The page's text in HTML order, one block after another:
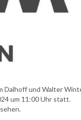
Dalhoff und Walter
um 11:00 Uhr statt.